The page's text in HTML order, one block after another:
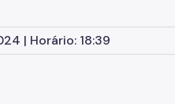
| Horário: 18:39